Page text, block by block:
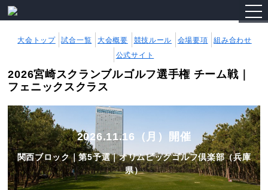
大会トップ 試合一覧 大会概要 競技ルール 会場要項
組み合わせ
公式サイト
2026宮崎スクランブルゴルフ選手権 チーム戦｜
フェニックスクラス
2026.11.16（月）開催
関西ブロック｜第5予選｜オリムピックゴルフ倶楽部（兵庫
県）